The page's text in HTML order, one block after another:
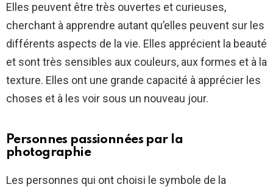
Elles peuvent être très ouvertes et curieuses,
cherchant à apprendre autant qu’elles peuvent sur les
différents aspects de la vie. Elles apprécient la beauté
et sont très sensibles aux couleurs, aux formes et à la
texture. Elles ont une grande capacité à apprécier les
choses et à les voir sous un nouveau jour.
Personnes passionnées par la
photographie
Les personnes qui ont choisi le symbole de la